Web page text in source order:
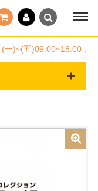
五)09:00~18:00，國